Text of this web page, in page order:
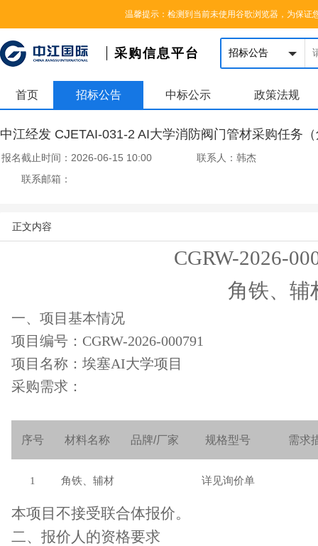
温馨提示：检测到当前未使用谷歌浏览器，为保证
您好，欢迎来到中江国际集团采购信息平台，请登录 | 注册
采购信息平台
首页 招标公告 中标公示 政策法规
中江经发 CJETAI-031-2 AI大学消防阀门管材采购任务
报名截止时间： 2026-06-15 10:00 联系人： 韩杰
联系邮箱：
正文内容
CGRW-2026-00
角铁、辅
一、项目基本情况
项目编号 ： CGRW-2026-000791
项目名称： 埃塞AI大学项目
采购需求：
序号 材料名称 品牌/厂家 规格型号 需求
1 角铁、辅材 详见询价单
本项目 不接受联合体报价。
二、 报价人的资格要求